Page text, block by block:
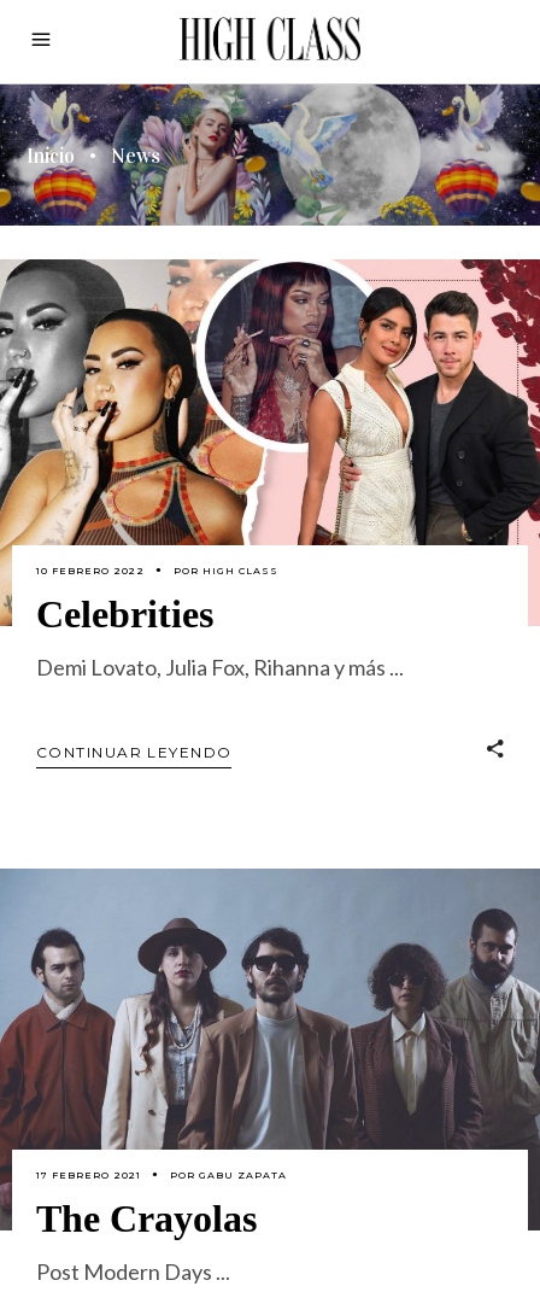
Inicio • News
10 FEBRERO 2022 POR HIGH CLASS
Celebrities
Demi Lovato, Julia Fox, Rihanna y más
CONTINUAR LEYENDO
17 FEBRERO 2021 PORGABU ZAPATA
The Crayolas
Post Modern Days